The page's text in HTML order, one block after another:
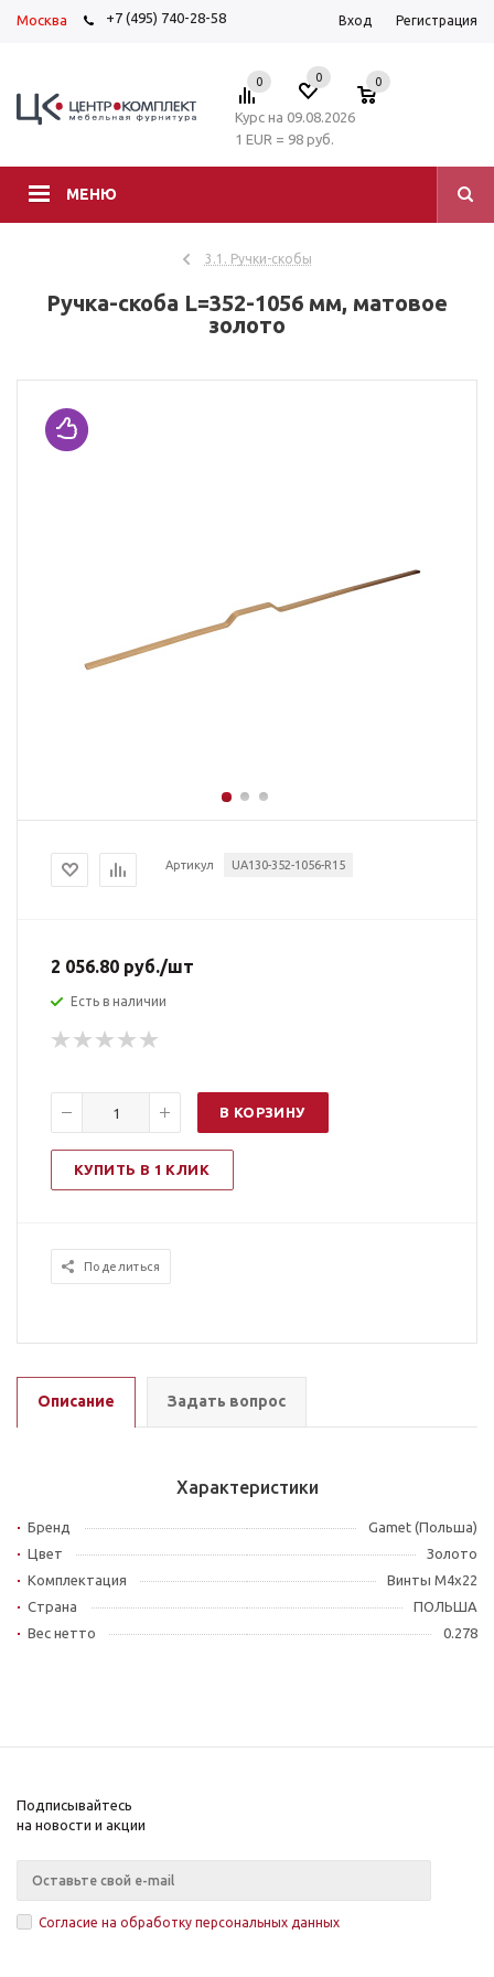
Москва +7 (495) 740-28-58 Вход Регистрация
МЕНЮ
0 0 0
Курс на 09.08.2026
1 EUR = 98 руб.
3.1. Ручки-скобы
Ручка-скоба L=352-1056 мм, матовое
золото
Артикул UA130-352-1056-R15
2 056.80 руб./шт
Есть в наличии
В КОРЗИНУ
КУПИТЬ В 1 КЛИК
Поделиться
Описание Задать вопрос
Характеристики
Бренд
Gamet (Польша)
Цвет
Золото
Комплектация
Винты M4x22
Страна
ПОЛЬША
Вес нетто
0.278
Подписывайтесь
на новости и акции
Согласие на обработку персональных данных